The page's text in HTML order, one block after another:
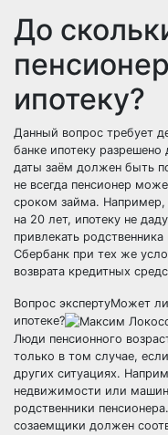
До
ипотеку?
Данный вопрос требует
банке ипотеку
даты заём должен быть
не всегда пенсионер
сроком займа.
на 20 лет, ипотеку не
привлекать
Сбербанк при тех же
возврата кредитных
Вопрос экспертуМожет
ипотеке?
Люди пенсионного
только в том случае,
других ситуациях.
недвижимости или
родственники
созаемщики должен